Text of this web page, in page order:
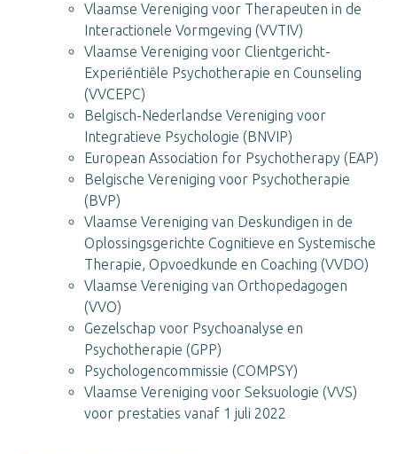
Vlaamse Vereniging voor Therapeuten in de
Interactionele Vormgeving (VVTIV)
Vlaamse Vereniging voor Clientgericht-
Experiëntiële Psychotherapie en Counseling
(VVCEPC)
Belgisch-Nederlandse Vereniging voor
Integratieve Psychologie (BNVIP)
European Association for Psychotherapy (EAP)
Belgische Vereniging voor Psychotherapie
(BVP)
Vlaamse Vereniging van Deskundigen in de
Oplossingsgerichte Cognitieve en Systemische
Therapie, Opvoedkunde en Coaching (VVDO)
Vlaamse Vereniging van Orthopedagogen
(VVO)
Gezelschap voor Psychoanalyse en
Psychotherapie (GPP)
Psychologencommissie (COMPSY)
Vlaamse Vereniging voor Seksuologie (VVS)
voor prestaties vanaf 1 juli 2022